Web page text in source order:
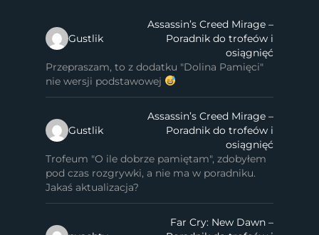
Gustlik
Assassin’s Creed Mirage –
Poradnik do trofeów i
osiągnięć
Przepraszam, to z dodatku "Dolina Pamięci"
nie wersji podstawowej
Gustlik
Assassin’s Creed Mirage –
Poradnik do trofeów i
osiągnięć
Trofeum "O ile dobrze pamiętam", zdobyłem
pod czas rozgrywki, a nie ma w poradniku.
Jakaś aktualizacja?
Far Cry: New Dawn –